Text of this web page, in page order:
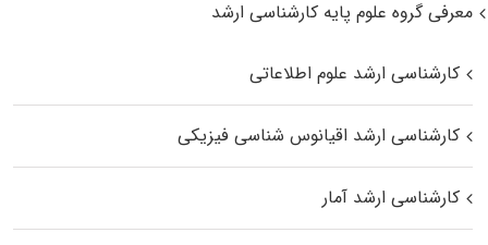
معرفی گروه علوم پایه کارشناسی ارشد
کارشناسی ارشد علوم اطلاعاتی
کارشناسی ارشد اقیانوس‌ شناسی فیزیکی
کارشناسی ارشد آمار